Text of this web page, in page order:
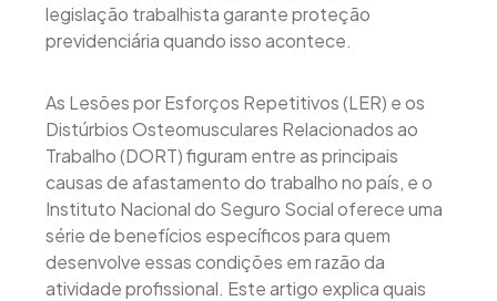
legislação trabalhista garante proteção
previdenciária quando isso acontece.
As Lesões por Esforços Repetitivos (LER) e os
Distúrbios Osteomusculares Relacionados ao
Trabalho (DORT) figuram entre as principais
causas de afastamento do trabalho no país, e o
Instituto Nacional do Seguro Social oferece uma
série de benefícios específicos para quem
desenvolve essas condições em razão da
atividade profissional. Este artigo explica quais